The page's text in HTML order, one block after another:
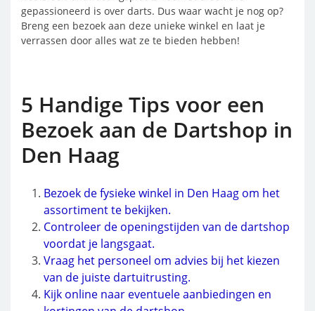
gepassioneerd is over darts. Dus waar wacht je nog op?
Breng een bezoek aan deze unieke winkel en laat je
verrassen door alles wat ze te bieden hebben!
5 Handige Tips voor een
Bezoek aan de Dartshop in
Den Haag
Bezoek de fysieke winkel in Den Haag om het
assortiment te bekijken.
Controleer de openingstijden van de dartshop
voordat je langsgaat.
Vraag het personeel om advies bij het kiezen
van de juiste dartuitrusting.
Kijk online naar eventuele aanbiedingen en